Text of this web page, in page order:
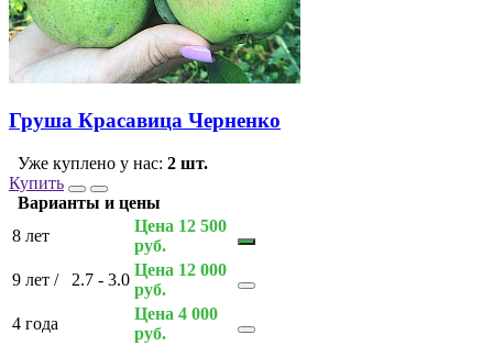
Груша Красавица Черненко
Уже куплено у нас: 2 шт.
Купить
Варианты и цены
8 лет
Цена 12 500
руб.
9 лет / 2.7 - 3.0
Цена 12 000
руб.
4 года
Цена 4 000
руб.